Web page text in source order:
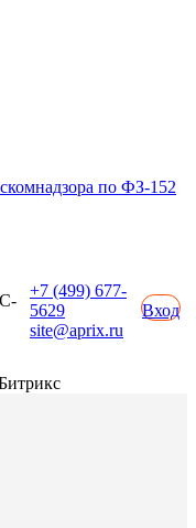
по ФЗ-152
+7 (499) 677-
5629
site@aprix.ru
Вход